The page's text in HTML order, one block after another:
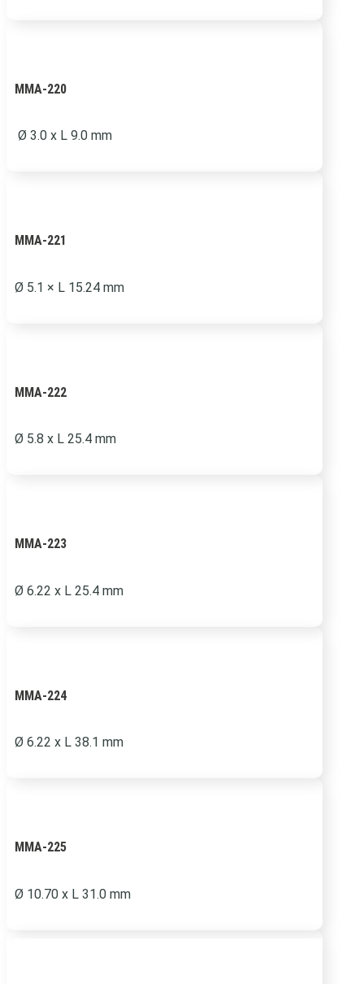
MMA-220
Ø 3.0 x L 9.0 mm
MMA-221
Ø 5.1 × L 15.24 mm
MMA-222
Ø 5.8 x L 25.4 mm
MMA-223
Ø 6.22 x L 25.4 mm
MMA-224
Ø 6.22 x L 38.1 mm
MMA-225
Ø 10.70 x L 31.0 mm